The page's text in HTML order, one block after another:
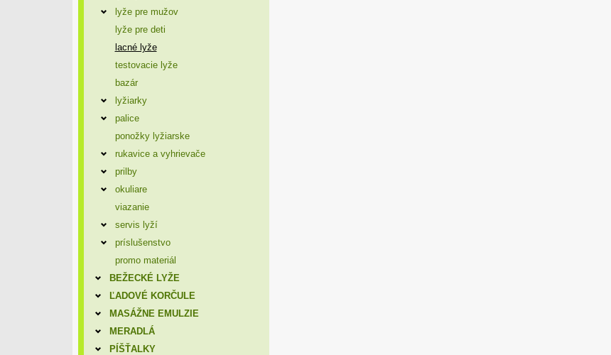
lyže pre mužov
lyže pre deti
lacné lyže
testovacie lyže
bazár
lyžiarky
palice
ponožky lyžiarske
rukavice a vyhrievače
prilby
okuliare
viazanie
servis lyží
príslušenstvo
promo materiál
BEŽECKÉ LYŽE
ĽADOVÉ KORČULE
MASÁŽNE EMULZIE
MERADLÁ
PÍŠŤALKY